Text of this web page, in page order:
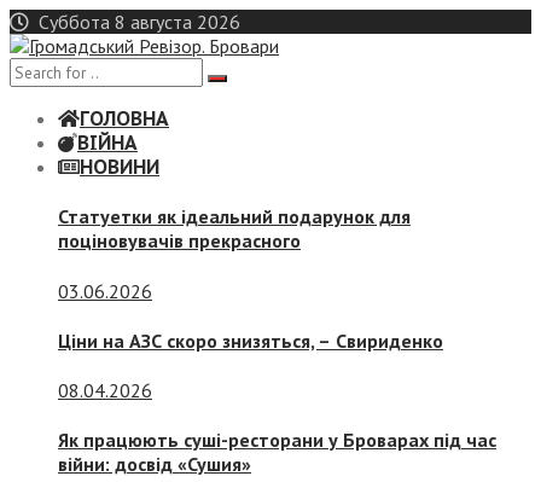
Skip
to
content
Суббота 8 августа 2026
ГОЛОВНА
ВІЙНА
НОВИНИ
Статуетки як ідеальний подарунок для
поціновувачів прекрасного
03.06.2026
Ціни на АЗС скоро знизяться, – Свириденко
08.04.2026
Як працюють суші-ресторани у Броварах під час
війни: досвід «Сушия»